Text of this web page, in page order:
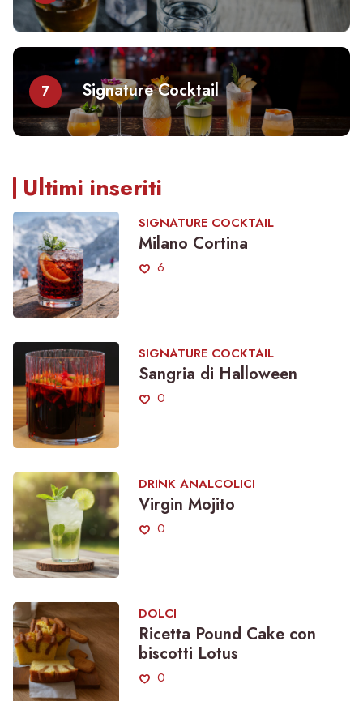
7 Signature Cocktail
Ultimi inseriti
SIGNATURE COCKTAIL
Milano Cortina
6
SIGNATURE COCKTAIL
Sangria di Halloween
0
DRINK ANALCOLICI
Virgin Mojito
0
DOLCI
Ricetta Pound Cake con
biscotti Lotus
0